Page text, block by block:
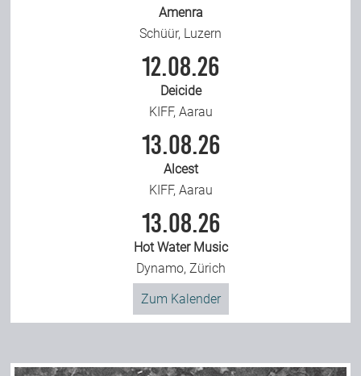
Amenra
Schüür, Luzern
12.08.26
Deicide
KIFF, Aarau
13.08.26
Alcest
KIFF, Aarau
13.08.26
Hot Water Music
Dynamo, Zürich
Zum Kalender